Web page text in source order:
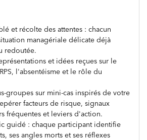
et récolte des attentes : chacun
managériale délicate déjà
redoutée.
et idées reçues sur le
l'absentéisme et le rôle du
groupes sur mini-cas inspirés de votre
facteurs de risque, signaux
fréquentes et leviers d'action.
guidé : chaque participant identifie
ses angles morts et ses réflexes